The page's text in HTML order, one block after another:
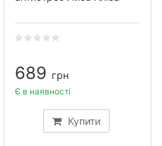
689 грн
Купити
Є в наявності